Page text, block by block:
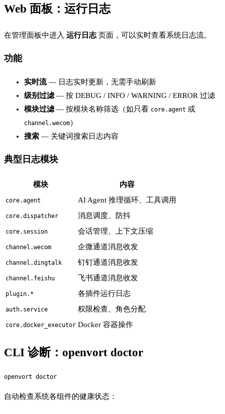
Web 面板：运行日志
在管理面板中进入 运行日志 页面，可以实时查看系统日志流。
功能
实时流— 日志实时更新，无需手动刷新
级别过滤 — 按 DEBUG / INFO / WARNING / ERROR 过滤
模块过滤 — 按模块名称筛选（如只看 core.agent 或
channel.wecom）
搜索 — 关键词搜索日志内容
典型日志模块
模块 内容
core.agent AI Agent 推理循环、工具调用
core.dispatcher 消息调度、防抖
core.session 会话管理、上下文压缩
channel.wecom 企微通道消息收发
channel.dingtalk 钉钉通道消息收发
channel.feishu 飞书通道消息收发
plugin.* 各插件运行日志
auth.service 权限检查、角色分配
core.docker_executor Docker 容器操作
CLI 诊断：openvort doctor
自动检查系统各组件的健康状态：